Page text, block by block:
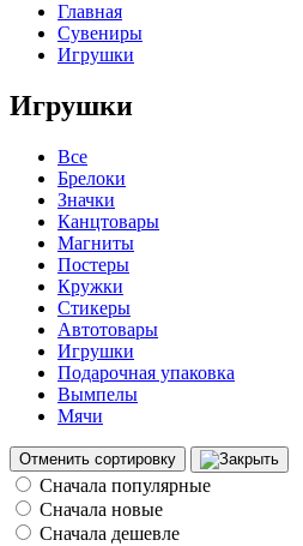
Главная
Сувениры
Игрушки
Игрушки
Все
Брелоки
Значки
Канцтовары
Магниты
Постеры
Кружки
Стикеры
Автотовары
Игрушки
Подарочная упаковка
Вымпелы
Мячи
Отменить сортировку
Сначала популярные
Сначала новые
Сначала дешевле